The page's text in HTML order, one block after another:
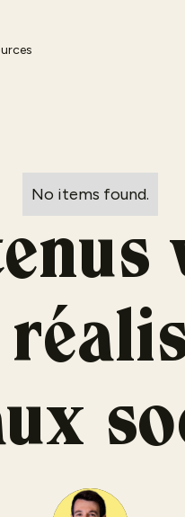
No items found.